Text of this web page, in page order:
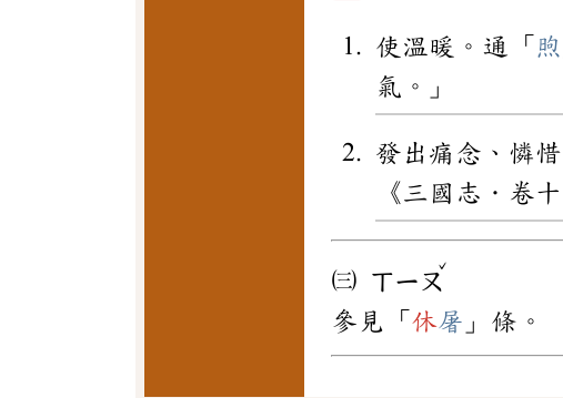
使溫暖。通「 煦
氣。」
發出痛念、憐
《三國志．卷
㈢ ㄒㄧㄡ
ˇ
參見「 休屠 」條。